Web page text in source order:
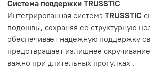
Система поддержки TRUSSTIC
Интегрированная система TRUSSTIC
подошвы, сохраняя ее структурную
обеспечивает надежную поддержку
предотвращает излишнее
важно при длительных прогулках .